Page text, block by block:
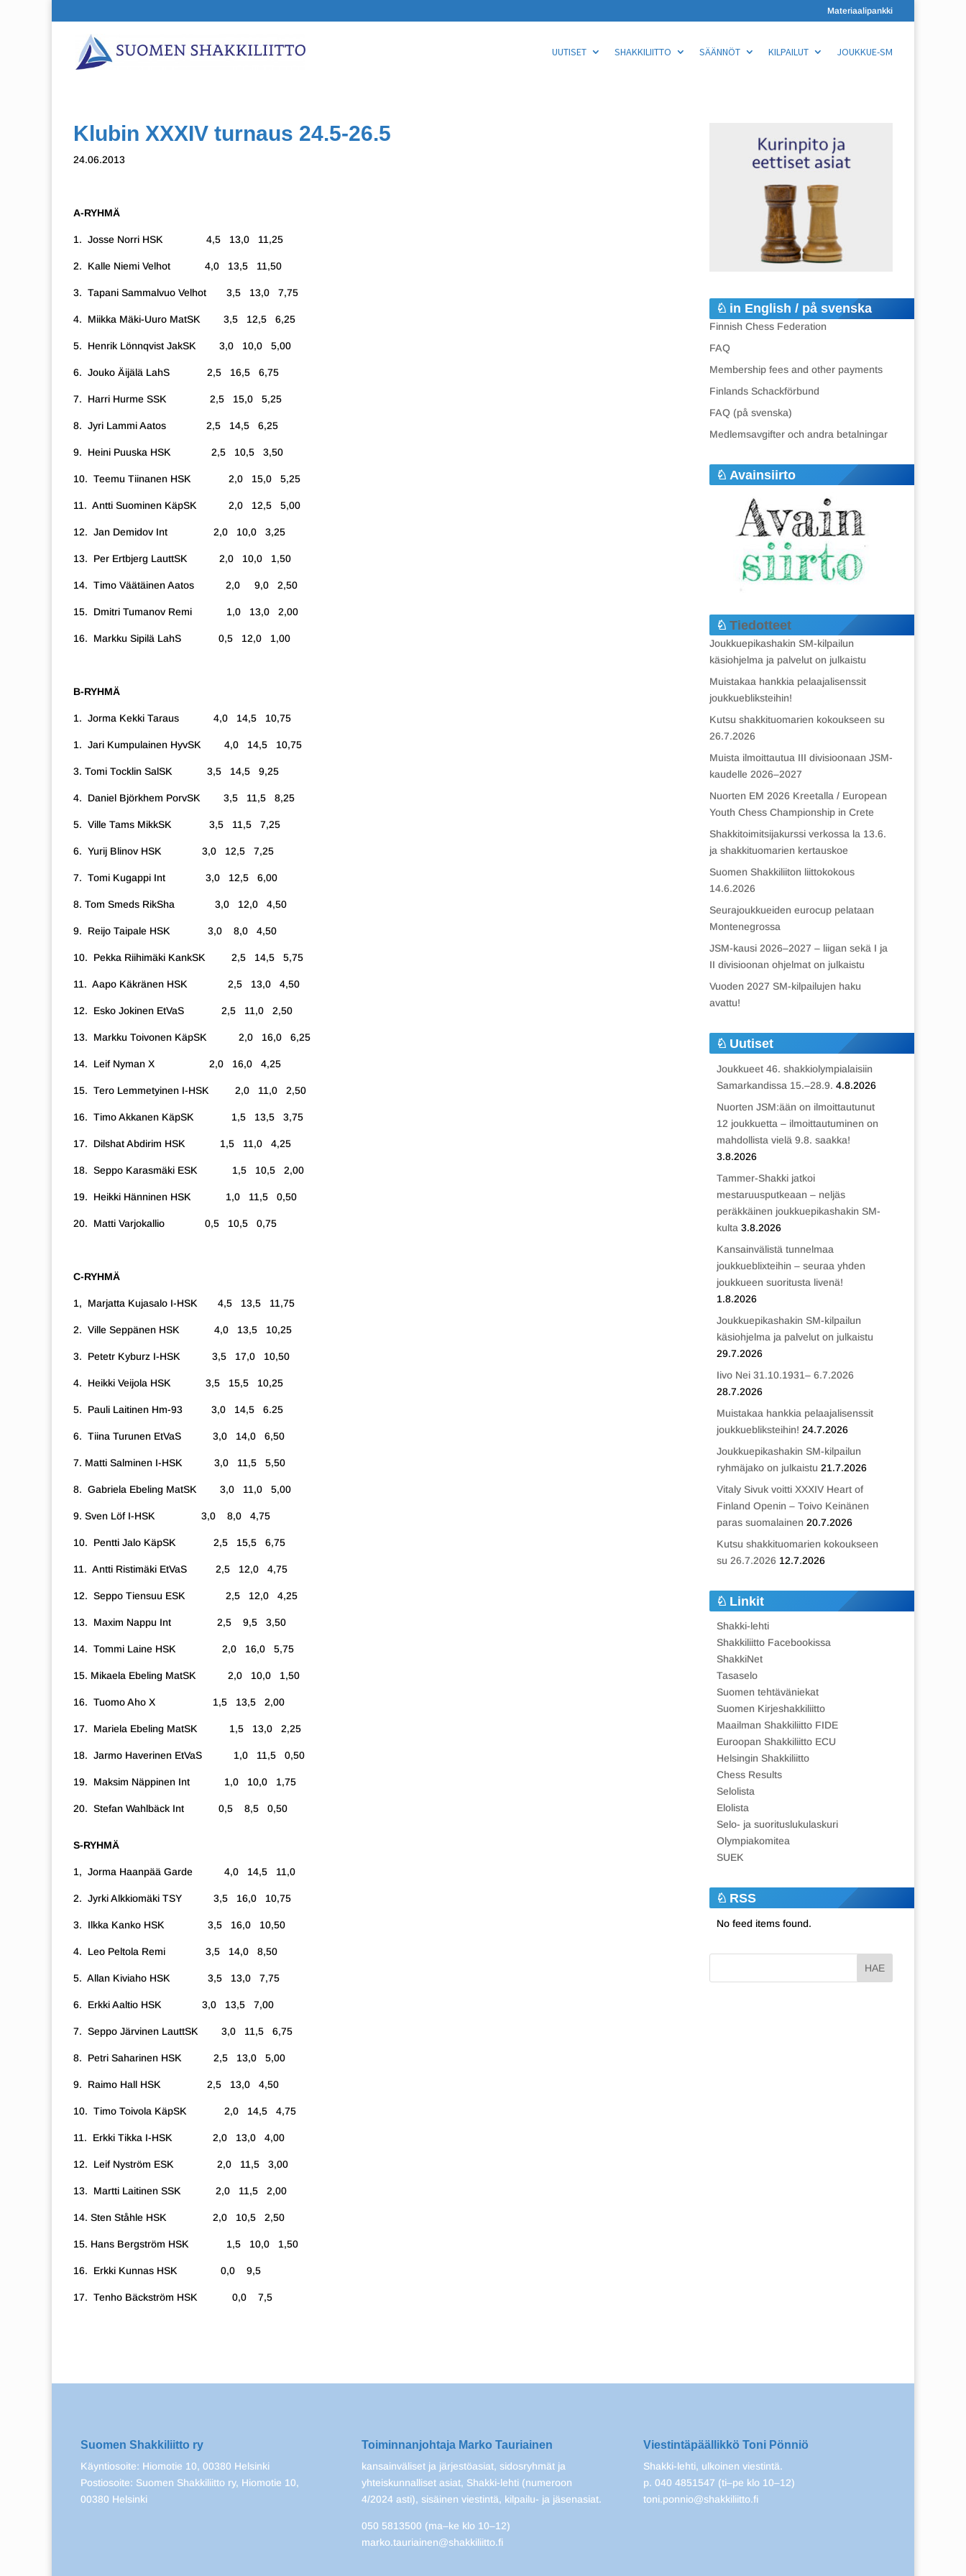
Materiaalipankki
UUTISET SHAKKILIITTO SÄÄNNÖT KILPAILUT JOUKKUE-SM
Klubin XXXIV turnaus 24.5-26.5
24.06.2013
A-RYHMÄ
1. Josse Norri HSK 4,5 13,0 11,25
2. Kalle Niemi Velhot 4,0 13,5 11,50
3. Tapani Sammalvuo Velhot 3,5 13,0 7,75
4. Miikka Mäki-Uuro MatSK 3,5 12,5 6,25
5. Henrik Lönnqvist JakSK 3,0 10,0 5,00
6. Jouko Äijälä LahS 2,5 16,5 6,75
7. Harri Hurme SSK 2,5 15,0 5,25
8. Jyri Lammi Aatos 2,5 14,5 6,25
9. Heini Puuska HSK 2,5 10,5 3,50
10. Teemu Tiinanen HSK 2,0 15,0 5,25
11. Antti Suominen KäpSK 2,0 12,5 5,00
12. Jan Demidov Int 2,0 10,0 3,25
13. Per Ertbjerg LauttSK 2,0 10,0 1,50
14. Timo Väätäinen Aatos 2,0 9,0 2,50
15. Dmitri Tumanov Remi 1,0 13,0 2,00
16. Markku Sipilä LahS 0,5 12,0 1,00
B-RYHMÄ
1. Jorma Kekki Taraus 4,0 14,5 10,75
1. Jari Kumpulainen HyvSK 4,0 14,5 10,75
3. Tomi Tocklin SalSK 3,5 14,5 9,25
4. Daniel Björkhem PorvSK 3,5 11,5 8,25
5. Ville Tams MikkSK 3,5 11,5 7,25
6. Yurij Blinov HSK 3,0 12,5 7,25
7. Tomi Kugappi Int 3,0 12,5 6,00
8. Tom Smeds RikSha 3,0 12,0 4,50
9. Reijo Taipale HSK 3,0 8,0 4,50
10. Pekka Riihimäki KankSK 2,5 14,5 5,75
11. Aapo Käkränen HSK 2,5 13,0 4,50
12. Esko Jokinen EtVaS 2,5 11,0 2,50
13. Markku Toivonen KäpSK 2,0 16,0 6,25
14. Leif Nyman X 2,0 16,0 4,25
15. Tero Lemmetyinen I-HSK 2,0 11,0 2,50
16. Timo Akkanen KäpSK 1,5 13,5 3,75
17. Dilshat Abdirim HSK 1,5 11,0 4,25
18. Seppo Karasmäki ESK 1,5 10,5 2,00
19. Heikki Hänninen HSK 1,0 11,5 0,50
20. Matti Varjokallio 0,5 10,5 0,75
C-RYHMÄ
1, Marjatta Kujasalo I-HSK 4,5 13,5 11,75
2. Ville Seppänen HSK 4,0 13,5 10,25
3. Petetr Kyburz I-HSK 3,5 17,0 10,50
4. Heikki Veijola HSK 3,5 15,5 10,25
5. Pauli Laitinen Hm-93 3,0 14,5 6.25
6. Tiina Turunen EtVaS 3,0 14,0 6,50
7. Matti Salminen I-HSK 3,0 11,5 5,50
8. Gabriela Ebeling MatSK 3,0 11,0 5,00
9. Sven Löf I-HSK 3,0 8,0 4,75
10. Pentti Jalo KäpSK 2,5 15,5 6,75
11. Antti Ristimäki EtVaS 2,5 12,0 4,75
12. Seppo Tiensuu ESK 2,5 12,0 4,25
13. Maxim Nappu Int 2,5 9,5 3,50
14. Tommi Laine HSK 2,0 16,0 5,75
15. Mikaela Ebeling MatSK 2,0 10,0 1,50
16. Tuomo Aho X 1,5 13,5 2,00
17. Mariela Ebeling MatSK 1,5 13,0 2,25
18. Jarmo Haverinen EtVaS 1,0 11,5 0,50
19. Maksim Näppinen Int 1,0 10,0 1,75
20. Stefan Wahlbäck Int 0,5 8,5 0,50
S-RYHMÄ
1, Jorma Haanpää Garde 4,0 14,5 11,0
2. Jyrki Alkkiomäki TSY 3,5 16,0 10,75
3. Ilkka Kanko HSK 3,5 16,0 10,50
4. Leo Peltola Remi 3,5 14,0 8,50
5. Allan Kiviaho HSK 3,5 13,0 7,75
6. Erkki Aaltio HSK 3,0 13,5 7,00
7. Seppo Järvinen LauttSK 3,0 11,5 6,75
8. Petri Saharinen HSK 2,5 13,0 5,00
9. Raimo Hall HSK 2,5 13,0 4,50
10. Timo Toivola KäpSK 2,0 14,5 4,75
11. Erkki Tikka I-HSK 2,0 13,0 4,00
12. Leif Nyström ESK 2,0 11,5 3,00
13. Martti Laitinen SSK 2,0 11,5 2,00
14. Sten Ståhle HSK 2,0 10,5 2,50
15. Hans Bergström HSK 1,5 10,0 1,50
16. Erkki Kunnas HSK 0,0 9,5
17. Tenho Bäckström HSK 0,0 7,5
in English / på svenska
Finnish Chess Federation
FAQ
Membership fees and other payments
Finlands Schackförbund
FAQ (på svenska)
Medlemsavgifter och andra betalningar
Avainsiirto
Tiedotteet
Joukkuepikashakin SM-kilpailun
käsiohjelma ja palvelut on julkaistu
Muistakaa hankkia pelaajalisenssit
joukkuebliksteihin!
Kutsu shakkituomarien kokoukseen su
26.7.2026
Muista ilmoittautua III divisioonaan JSM-
kaudelle 2026–2027
Nuorten EM 2026 Kreetalla / European
Youth Chess Championship in Crete
Shakkitoimitsijakurssi verkossa la 13.6.
ja shakkituomarien kertauskoe
Suomen Shakkiliiton liittokokous
14.6.2026
Seurajoukkueiden eurocup pelataan
Montenegrossa
JSM-kausi 2026–2027 – liigan sekä I ja
II divisioonan ohjelmat on julkaistu
Vuoden 2027 SM-kilpailujen haku
avattu!
Uutiset
Joukkueet 46. shakkiolympialaisiin
Samarkandissa 15.–28.9. 4.8.2026
Nuorten JSM:ään on ilmoittautunut
12 joukkuetta – ilmoittautuminen on
mahdollista vielä 9.8. saakka!
3.8.2026
Tammer-Shakki jatkoi
mestaruusputkeaan – neljäs
peräkkäinen joukkuepikashakin SM-
kulta 3.8.2026
Kansainvälistä tunnelmaa
joukkueblixteihin – seuraa yhden
joukkueen suoritusta livenä!
1.8.2026
Joukkuepikashakin SM-kilpailun
käsiohjelma ja palvelut on julkaistu
29.7.2026
Iivo Nei 31.10.1931– 6.7.2026
28.7.2026
Muistakaa hankkia pelaajalisenssit
joukkuebliksteihin! 24.7.2026
Joukkuepikashakin SM-kilpailun
ryhmäjako on julkaistu 21.7.2026
Vitaly Sivuk voitti XXXIV Heart of
Finland Openin – Toivo Keinänen
paras suomalainen 20.7.2026
Kutsu shakkituomarien kokoukseen
su 26.7.2026 12.7.2026
Linkit
Shakki-lehti
Shakkiliitto Facebookissa
ShakkiNet
Tasaselo
Suomen tehtäväniekat
Suomen Kirjeshakkiliitto
Maailman Shakkiliitto FIDE
Euroopan Shakkiliitto ECU
Helsingin Shakkiliitto
Chess Results
Selolista
Elolista
Selo- ja suorituslukulaskuri
Olympiakomitea
SUEK
RSS
No feed items found.
Suomen Shakkiliitto ry
Käyntiosoite: Hiomotie 10, 00380 Helsinki
Postiosoite: Suomen Shakkiliitto ry, Hiomotie 10,
00380 Helsinki
Toiminnanjohtaja Marko Tauriainen
kansainväliset ja järjestöasiat, sidosryhmät ja
yhteiskunnalliset asiat, Shakki-lehti (numeroon
4/2024 asti), sisäinen viestintä, kilpailu- ja jäsenasiat.
050 5813500 (ma–ke klo 10–12)
marko.tauriainen@shakkiliitto.fi
Viestintäpäällikkö Toni Pönniö
Shakki-lehti, ulkoinen viestintä.
p. 040 4851547 (ti–pe klo 10–12)
toni.ponnio@shakkiliitto.fi